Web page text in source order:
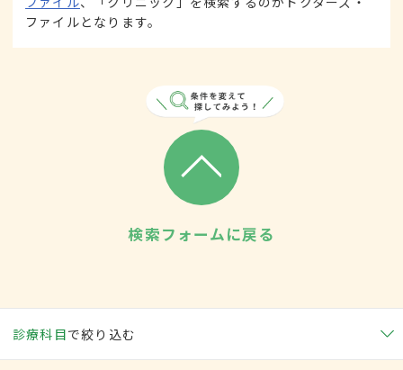
ファイルとなります。
検索フォームに戻る
診療科目で絞り込む